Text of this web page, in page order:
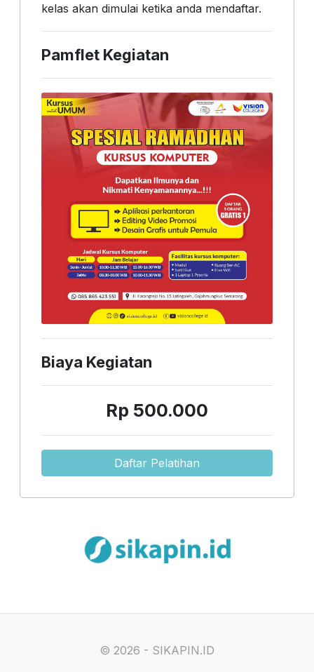
kelas akan dimulai ketika anda mendaftar.
Pamflet Kegiatan
Biaya Kegiatan
Rp 500.000
Daftar Pelatihan
© 2026 - SIKAPIN.ID